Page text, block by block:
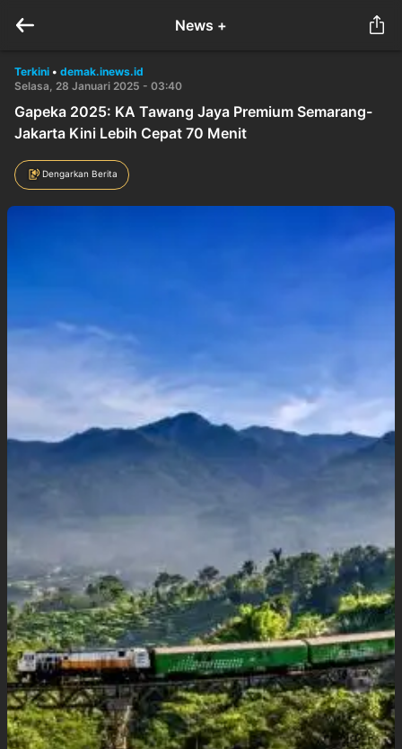
News +
Terkini • demak.inews.id
Selasa, 28 Januari 2025 - 03:40
Gapeka 2025: KA Tawang Jaya Premium Semarang-
Jakarta Kini Lebih Cepat 70 Menit
Dengarkan Berita